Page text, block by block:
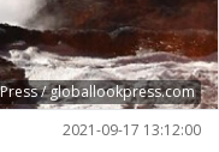
/ globallookpress.com
2021-09-17 13:12:00